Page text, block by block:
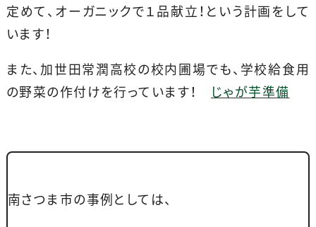
定めて、オーガニックで１品献立！という計画をして
います！
また、加世田常潤高校の校内圃場でも、学校給食用
の野菜の作付けを行っています！
じゃが芋準備
南さつま市の事例としては、